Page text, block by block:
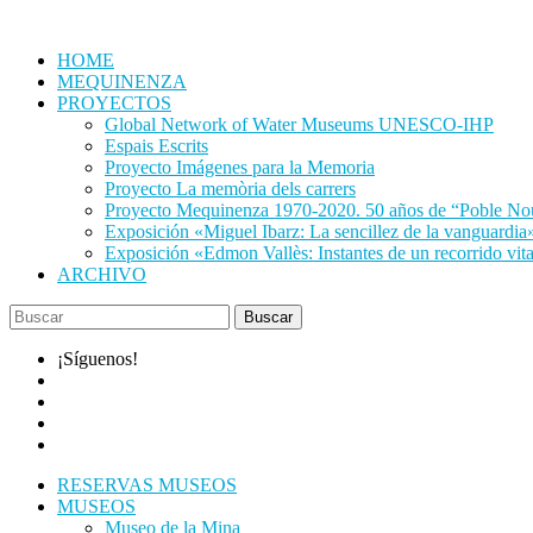
contenidoHOME
MEQUINENZA
PROYECTOS
Global Network of Water Museums UNESCO-IHP
Espais Escrits
Proyecto Imágenes para la Memoria
Proyecto La memòria dels carrers
Proyecto Mequinenza 1970-2020. 50 años de “Poble
Exposición «Miguel Ibarz: La sencillez de la
Exposición «Edmon Vallès: Instantes de un recorrido
ARCHIVO
¡Síguenos!
RESERVAS MUSEOS
MUSEOS
Museo de la Mina